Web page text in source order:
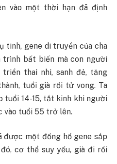
vào một thời hạn đã định
tinh, gene di truyền của cha
trình bất biến mà con người
thai nhi, sanh đẻ, tăng
tuổi già rồi tử vong. Ta
tuổi 14-15, tắt kinh khi người
vào tuổi 55 trở lên.
được một đồng hồ gene sắp
cơ thể suy yếu, già đi rồi